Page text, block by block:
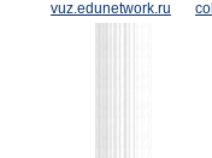
vuz.edunetwork.ru